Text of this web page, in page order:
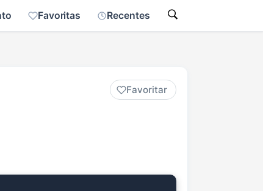
Favoritas Recentes
Favoritar